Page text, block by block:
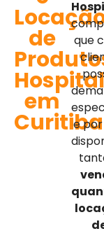
de
em
Curitiba
que
e por